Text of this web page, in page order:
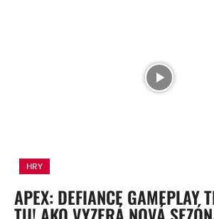
HRY
APEX: DEFIANCE GAMEPLAY